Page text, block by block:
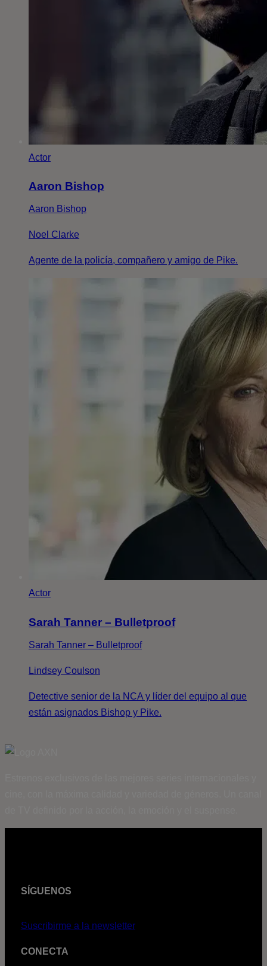
Actor
Aaron Bishop
Aaron Bishop
Noel Clarke
Agente de la policía, compañero y amigo de Pike.
Actor
Sarah Tanner – Bulletproof
Sarah Tanner – Bulletproof
Lindsey Coulson
Detective senior de la NCA y líder del equipo al que
están asignados Bishop y Pike.
SÍGUENOS
Suscribirme a la newsletter
CONECTA